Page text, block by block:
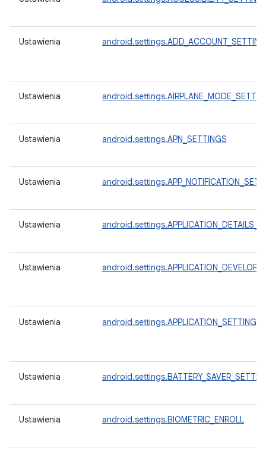
Ustawienia
Ustawienia
Ustawienia android.settings.APN_SETTINGS
Ustawienia
Ustawienia
Ustawienia
Ustawienia android.settings.APPLICATION_SETTINGS
Ustawienia
Ustawienia android.settings.BIOMETRIC_ENROLL